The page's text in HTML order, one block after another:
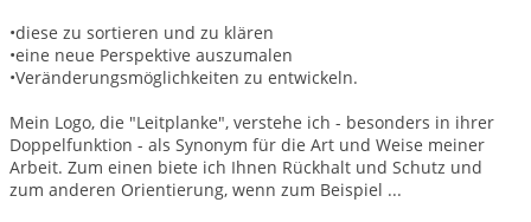
•diese zu sortieren und zu klären
•eine neue Perspektive auszumalen
•Veränderungsmöglichkeiten zu entwickeln.
Mein Logo, die "Leitplanke", verstehe ich - besonders in ihrer
Doppelfunktion - als Synonym für die Art und Weise meiner
Arbeit. Zum einen biete ich Ihnen Rückhalt und Schutz und
zum anderen Orientierung, wenn zum Beispiel ...